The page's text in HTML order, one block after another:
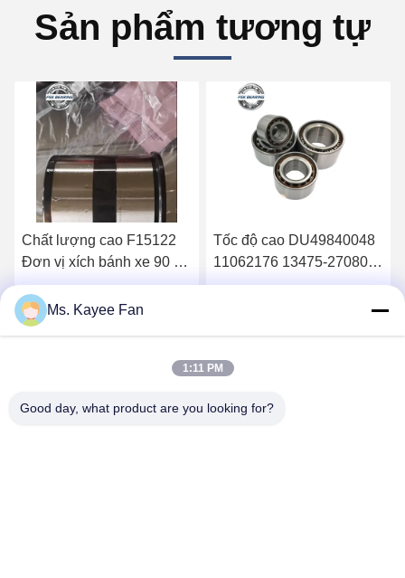
Sản phẩm tương tự
Tốc độ cao DU49840048
11062176 13475-27080
Vòng xích bánh xe
49X84X48mm Thép chất
lượng cao
Nhận giá tốt nhất
C00080811 Cụm vòng bi
moay ơ thép Chrome
Gcr15 hai hàng với cảm
Ms. Kayee Fan
1:11 PM
Good day, what product are you looking for?